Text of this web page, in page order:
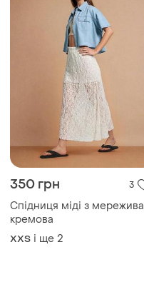
350 грн 3
Спідниця міді з мережива
кремова
XХS і ще 2